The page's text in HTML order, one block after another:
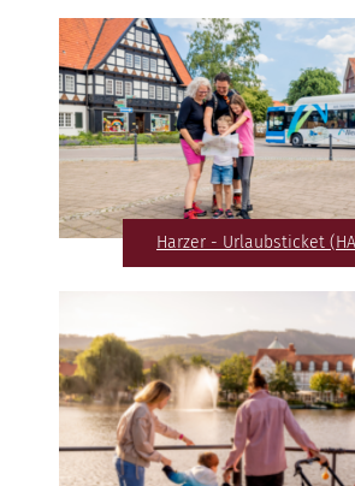
Harzer - Urlaubsticket